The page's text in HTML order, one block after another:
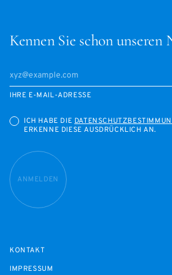
Kennen Sie schon unseren
IHRE E-MAIL-ADRESSE
ICH HABE DIE
ERKENNE DIESE AUSDRÜCKLICH AN.
ANMELDEN
KONTAKT
IMPRESSUM